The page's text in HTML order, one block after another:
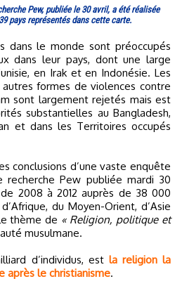
Pew, publiée le 30 avril, a été réalisée
pays représentés dans cette carte.
dans leur pays, dont une large
en Irak et en Indonésie. Les
formes de violences contre
sont largement rejetés mais est
substantielles au Bangladesh,
et dans les Territoires occupés
conclusions d’une vaste enquête
recherche Pew publiée mardi 30
2008 à 2012 auprès de 38 000
du Moyen-Orient, d’Asie
thème de « Religion, politique et
musulmane.
d’individus, est la religion la
après le christianisme.